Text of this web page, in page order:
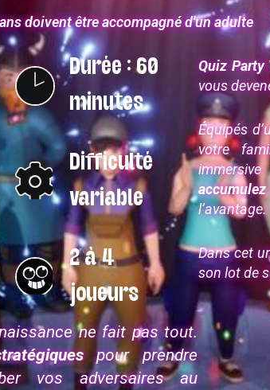
doivent être accompagné d'un adulte
Durée : 60
minutes
Difficulté
variable
2 à 4
joueurs
Quiz Party
vous
Équipés
votre
l’avantage.
Dans cet
son lot de
ne fait pas tout.
pour prendre
vos adversaires au